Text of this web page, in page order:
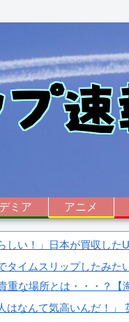
ミア アニメ
しい！」日本が買収した
タイムスリップしたみ
重な場所とは・・・？【
はなんて気高いんだ！」